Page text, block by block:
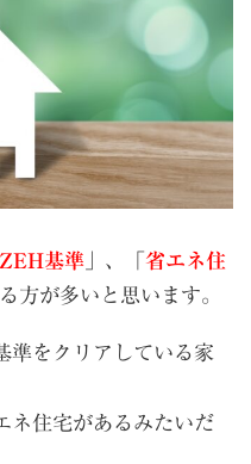
ZEH基準 」、「 省エネ住
方が多いと思います。
準をクリアしている家
ネ住宅があるみたいだ